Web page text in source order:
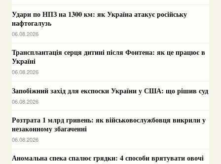
Удари по НПЗ на 1300 км: як Україна атакує російську
нафтогалузь
06.08.2026
Трансплантація серця дитині після Фонтена: як це працює в
Україні
06.08.2026
Запобіжний захід для експоски України у США: що рішив суд
06.08.2026
Розтрата 1 млрд гривень: як військовослужбовця викрили у
незаконному збагаченні
06.08.2026
Аномальна спека спалює грядки: 4 способи врятувати овочі